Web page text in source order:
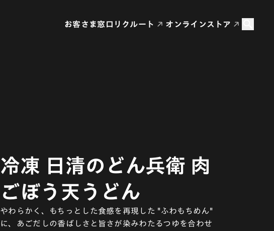
お客さま窓口 リクルート オンラインストア
冷凍 日清のどん兵衛 肉
ごぼう天うどん
やわらかく、もちっとした食感を再現した "ふわもちめん"
に、あごだしの香ばしさと旨さが染みわたるつゆを合わせ